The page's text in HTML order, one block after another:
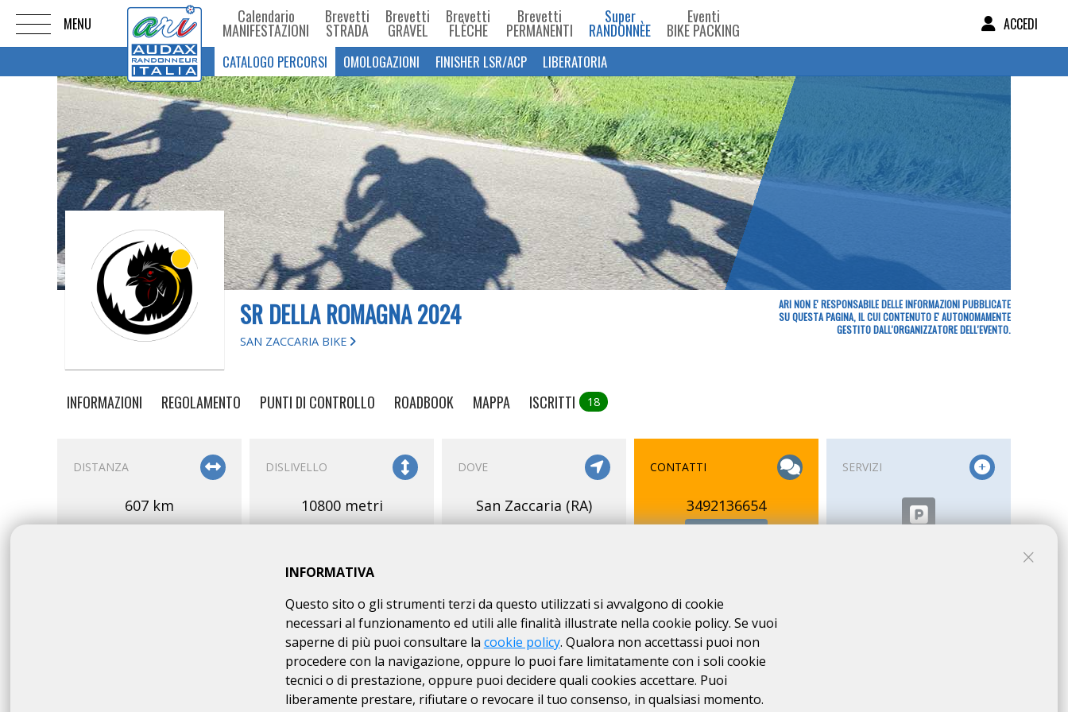
Calendario
MANIFESTAZIONI
Brevetti
STRADA
Brevetti
GRAVEL
Brevetti
FLÈCHE
Brevetti
PERMANENTI
Super
RANDONNÈE
Eventi
BIKE PACKING ACCEDI
CATALOGO PERCORSI OMOLOGAZIONI FINISHER LSR/ACP LIBERATORIA
ARI NON E' RESPONSABILE DELLE INFORMAZIONI PUBBLICATE
SU QUESTA PAGINA, IL CUI CONTENUTO E' AUTONOMAMENTE
GESTITO DALL'ORGANIZZATORE DELL'EVENTO.
SR DELLA ROMAGNA 2024
SAN ZACCARIA BIKE
INFORMAZIONI REGOLAMENTO PUNTI DI CONTROLLO ROADBOOK MAPPA ISCRITTI 18
DISTANZA
607 km
DISLIVELLO
10800 metri
DOVE
San Zaccaria (RA)
CONTATTI
3492136654
SERVIZI
INFORMATIVA
Questo sito o gli strumenti terzi da questo utilizzati si avvalgono di cookie
necessari al funzionamento ed utili alle finalità illustrate nella cookie policy. Se vuoi
saperne di più puoi consultare la cookie policy. Qualora non accettassi puoi non
procedere con la navigazione, oppure lo puoi fare limitatamente con i soli cookie
tecnici o di prestazione, oppure puoi decidere quali cookies accettare. Puoi
liberamente prestare, rifiutare o revocare il tuo consenso, in qualsiasi momento.